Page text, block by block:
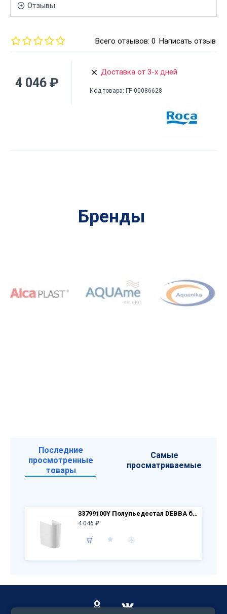
Отзывы
Всего отзывов: 0 Написать отзыв
4 046 ₽
Доставка от 3-х дней
Код товара: ГР-00086628
Бренды
Последние
просмотренные
товары
Самые
просматриваемые
33799100Y Полупьедестал DEBBA белый
4 046 ₽